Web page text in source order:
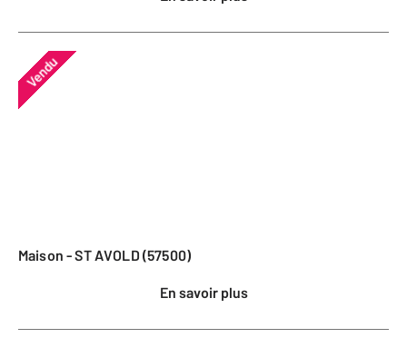
Vendu
Maison - ST AVOLD (57500)
En savoir plus